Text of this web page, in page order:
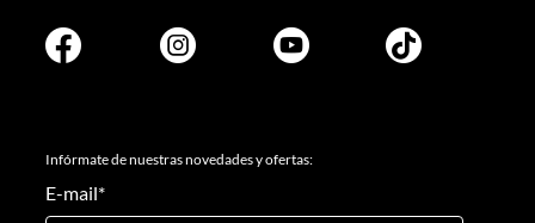
Infórmate de nuestras novedades y ofertas:
E-mail*